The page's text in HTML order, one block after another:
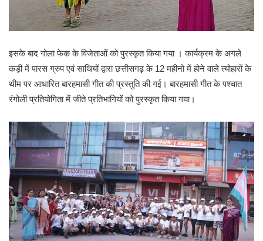
इसके बाद गोला फेक के विजेताओं को पुरस्कृत किया गया । कार्यक्रम के अगले
कड़ी में पारस ग्रुप एवं साथियों द्वारा छत्तीसगढ़ के 12 महीनो में होने वाले त्योहारों के
थीम पर आधारित बारहमासी गीत की प्रस्तुति की गई। बारहमासी गीत के पश्चात
रंगोली प्रतियोगिता में जीते प्रतिभागियों को पुरस्कृत किया गया।